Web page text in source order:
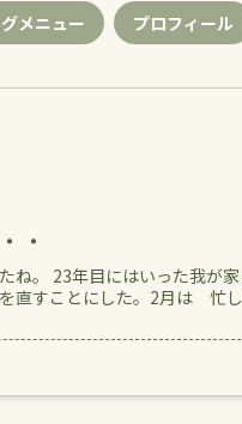
メニュー プロフィール
・
ね。 23年目にはいった我
すことにした。2月は 忙